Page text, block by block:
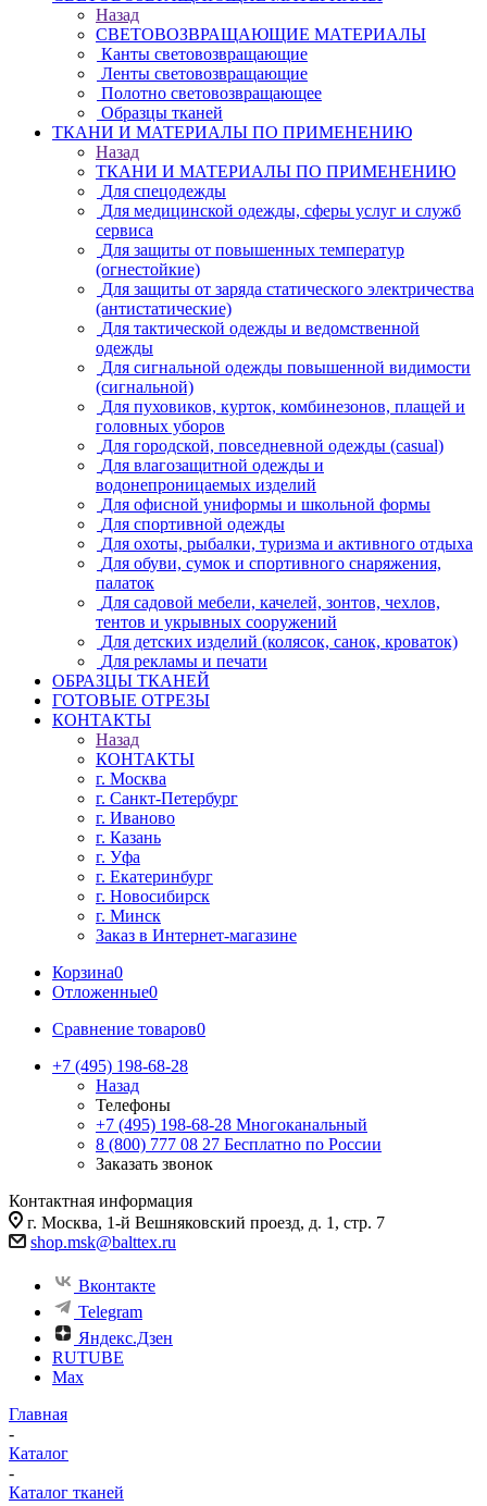
Назад
СВЕТОВОЗВРАЩАЮЩИЕ МАТЕРИАЛЫ
Канты световозвращающие
Ленты световозвращающие
Полотно световозвращающее
Образцы тканей
ТКАНИ И МАТЕРИАЛЫ ПО ПРИМЕНЕНИЮ
Назад
ТКАНИ И МАТЕРИАЛЫ ПО ПРИМЕНЕНИЮ
Для спецодежды
Для медицинской одежды, сферы услуг и служб
сервиса
Для защиты от повышенных температур
(огнестойкие)
Для защиты от заряда статического электричества
(антистатические)
Для тактической одежды и ведомственной
одежды
Для сигнальной одежды повышенной видимости
(сигнальной)
Для пуховиков, курток, комбинезонов, плащей и
головных уборов
Для городской, повседневной одежды (casual)
Для влагозащитной одежды и
водонепроницаемых изделий
Для офисной униформы и школьной формы
Для спортивной одежды
Для охоты, рыбалки, туризма и активного отдыха
Для обуви, сумок и спортивного снаряжения,
палаток
Для садовой мебели, качелей, зонтов, чехлов,
тентов и укрывных сооружений
Для детских изделий (колясок, санок, кроваток)
Для рекламы и печати
ОБРАЗЦЫ ТКАНЕЙ
ГОТОВЫЕ ОТРЕЗЫ
КОНТАКТЫ
Назад
КОНТАКТЫ
г. Москва
г. Санкт-Петербург
г. Иваново
г. Казань
г. Уфа
г. Екатеринбург
г. Новосибирск
г. Минск
Заказ в Интернет-магазине
Корзина0
Отложенные0
Сравнение товаров0
+7 (495) 198-68-28
Назад
Телефоны
+7 (495) 198-68-28 Многоканальный
8 (800) 777 08 27 Бесплатно по России
Заказать звонок
Контактная информация
г. Москва, 1-й Вешняковский проезд, д. 1, стр. 7
shop.msk@balttex.ru
Вконтакте
Telegram
Яндекс.Дзен
RUTUBE
Max
Главная
-
Каталог
-
Каталог тканей